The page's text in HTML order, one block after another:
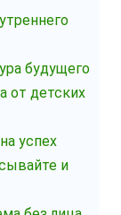
будущего
от детских
успех
и